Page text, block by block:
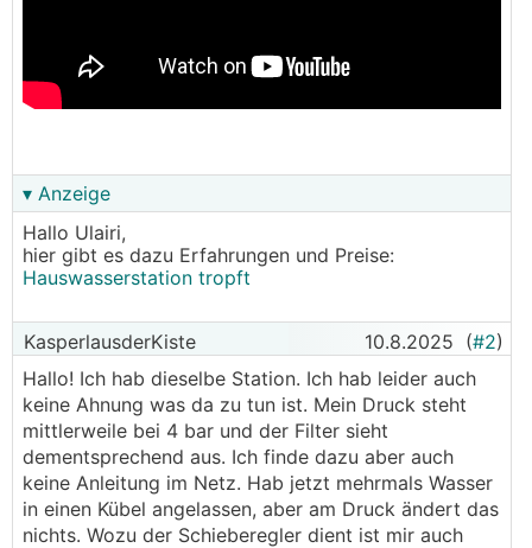
▾ Anzeige
Hallo Ulairi,
hier gibt es dazu Erfahrungen und Preise:
Hauswasserstation tropft
KasperlausderKiste 10.8.2025 (#2)
Hallo! Ich hab dieselbe Station. Ich hab leider auch
keine Ahnung was da zu tun ist. Mein Druck steht
mittlerweile bei 4 bar und der Filter sieht
dementsprechend aus. Ich finde dazu aber auch
keine Anleitung im Netz. Hab jetzt mehrmals Wasser
in einen Kübel angelassen, aber am Druck ändert das
nichts. Wozu der Schieberegler dient ist mir auch